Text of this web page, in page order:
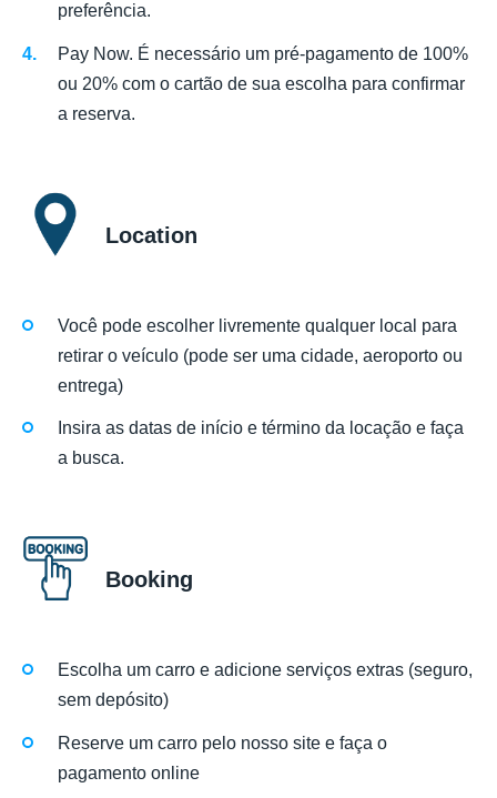
preferência.
Pay Now. É necessário um pré-pagamento de 100%
ou 20% com o cartão de sua escolha para confirmar
a reserva.
Location
Você pode escolher livremente qualquer local para
retirar o veículo (pode ser uma cidade, aeroporto ou
entrega)
Insira as datas de início e término da locação e faça
a busca.
Booking
Escolha um carro e adicione serviços extras (seguro,
sem depósito)
Reserve um carro pelo nosso site e faça o
pagamento online